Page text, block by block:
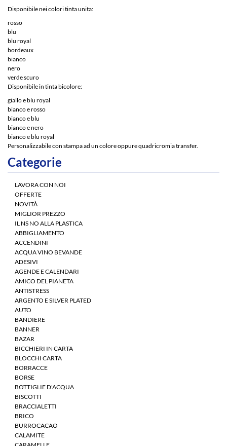
Disponibile nei colori tinta unita:
rosso
blu
blu royal
bordeaux
bianco
nero
verde scuro
Disponibile in tinta bicolore:
giallo e blu royal
bianco e rosso
bianco e blu
bianco e nero
bianco e blu royal
Personalizzabile con stampa ad un colore oppure quadricromia transfer.
Categorie
LAVORA CON NOI
OFFERTE
NOVITÀ
MIGLIOR PREZZO
IL NS NO ALLA PLASTICA
ABBIGLIAMENTO
ACCENDINI
ACQUA VINO BEVANDE
ADESIVI
AGENDE E CALENDARI
AMICO DEL PIANETA
ANTISTRESS
ARGENTO E SILVER PLATED
AUTO
BANDIERE
BANNER
BAZAR
BICCHIERI IN CARTA
BLOCCHI CARTA
BORRACCE
BORSE
BOTTIGLIE D'ACQUA
BISCOTTI
BRACCIALETTI
BRICO
BURROCACAO
CALAMITE